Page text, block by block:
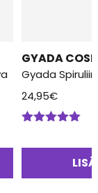
GYADA
Gyada
24,95€